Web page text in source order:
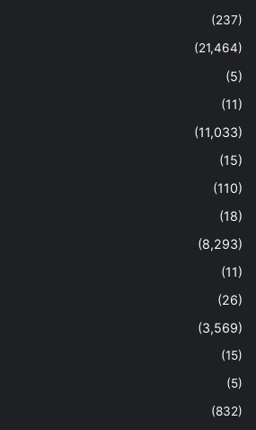
(237)
(21,464)
(5)
(11)
(11,033)
(15)
(110)
(18)
(8,293)
(11)
(26)
(3,569)
(15)
(5)
(832)